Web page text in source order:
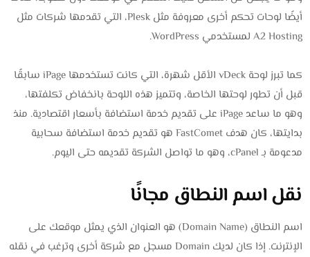
أيضًا لوحات تحكم أخرى معروفة مثل Plesk، التي تقدمها شركات مثل
A2 Hosting لمستخدمي WordPress.
كما تبرز لوحة vDeck الأقل شهرة، التي كانت تستخدمها iPage سابقًا
قبل أن تطور لوحتها الخاصة، وتتميز هذه اللوحة بانخفاض تكلفتها،
وهو ما ساعد iPage على تقديم خدمة استضافة بأسعار اقتصادية. منذ
بدايتها، كان هدف FastComet هو تقديم خدمة استضافة سحابية
مدعومة بـ cPanel، وهو ما تواصل الشركة تقديمه حتى اليوم.
نقل اسم النطاق مجانًا
اسم النطاق (Domain Name) هو العنوان الذي يمثل موقعك على
الإنترنت. إذا كان لديك Domain مسجل مع شركة أخرى وترغب في نقله